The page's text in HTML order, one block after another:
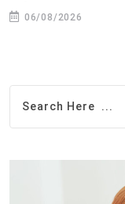
06/08/2026